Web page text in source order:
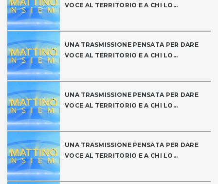
VOCE AL TERRITORIO E A CHI LO...
UNA TRASMISSIONE PENSATA PER DARE
VOCE AL TERRITORIO E A CHI LO...
UNA TRASMISSIONE PENSATA PER DARE
VOCE AL TERRITORIO E A CHI LO...
UNA TRASMISSIONE PENSATA PER DARE
VOCE AL TERRITORIO E A CHI LO...